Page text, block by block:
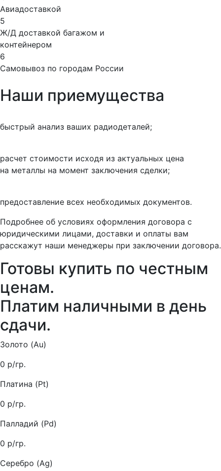
Авиадоставкой
5
Ж/Д доставкой багажом и
контейнером
6
Самовывоз по городам России
Наши приемущества
быстрый анализ ваших радиодеталей;
расчет стоимости исходя из актуальных цена
на металлы на момент заключения сделки;
предоставление всех необходимых документов.
Подробнее об условиях оформления договора с
юридическими лицами, доставки и оплаты вам
расскажут наши менеджеры при заключении договора.
Готовы купить по честным
ценам.
Платим наличными в день
сдачи.
Золото (Au)
0 р/гр.
Платина (Pt)
0 р/гр.
Палладий (Pd)
0 р/гр.
Серебро (Ag)